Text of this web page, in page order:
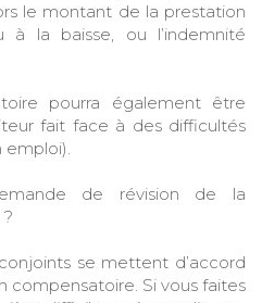
le montant de la prestation
à la baisse, ou l’indemnité
pourra également être
fait face à des difficultés
emploi).
de révision de la
se mettent d’accord
compensatoire. Si vous faites